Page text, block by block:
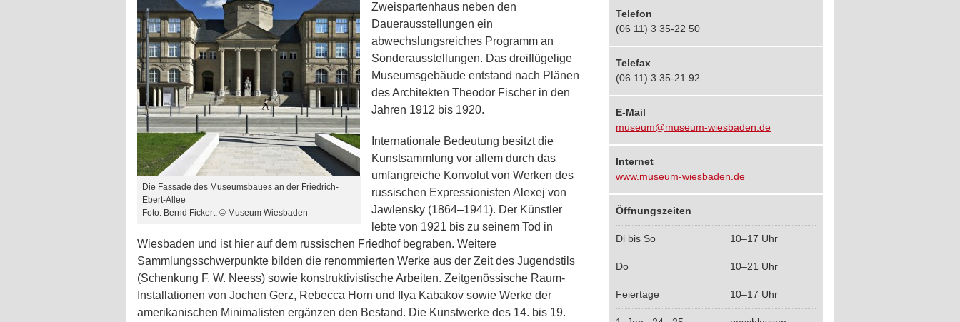
Die Fassade des Museumsbaues an der Friedrich-
Ebert-Allee
Foto: Bernd Fickert, © Museum Wiesbaden
Zweispartenhaus neben den
Dauerausstellungen ein
abwechslungsreiches Programm an
Sonderausstellungen. Das dreiflügelige
Museumsgebäude entstand nach Plänen
des Architekten Theodor Fischer in den
Jahren 1912 bis 1920.
Internationale Bedeutung besitzt die
Kunstsammlung vor allem durch das
umfangreiche Konvolut von Werken des
russischen Expressionisten Alexej von
Jawlensky (1864–1941). Der Künstler
lebte von 1921 bis zu seinem Tod in
Wiesbaden und ist hier auf dem russischen Friedhof begraben. Weitere
Sammlungsschwerpunkte bilden die renommierten Werke aus der Zeit des Jugendstils
(Schenkung F. W. Neess) sowie konstruktivistische Arbeiten. Zeitgenössische Raum-
Installationen von Jochen Gerz, Rebecca Horn und Ilya Kabakov sowie Werke der
amerikanischen Minimalisten ergänzen den Bestand. Die Kunstwerke des 14. bis 19.
Telefon
(06 11) 3 35-22 50
Telefax
(06 11) 3 35-21 92
E-Mail
museum@museum-wiesbaden.de
Internet
www.museum-wiesbaden.de
Öffnungszeiten
Di bis So 10–17 Uhr
Do 10–21 Uhr
Feiertage 10–17 Uhr